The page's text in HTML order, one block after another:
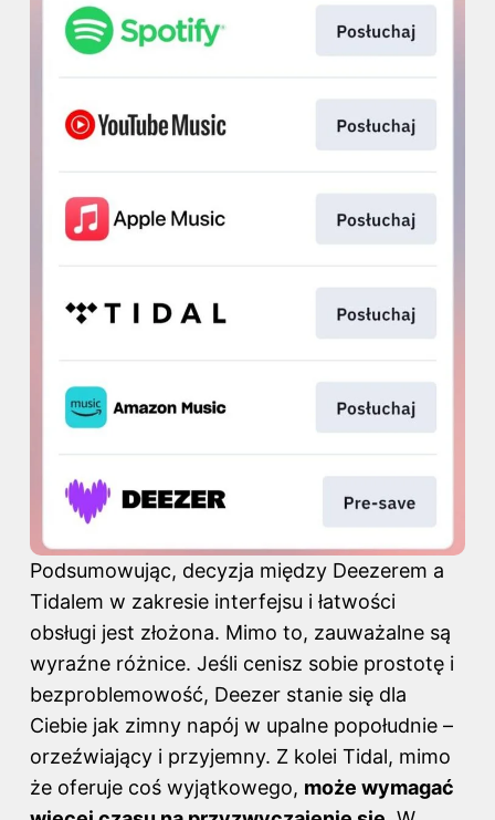
Podsumowując, decyzja między Deezerem a
Tidalem w zakresie interfejsu i łatwości
obsługi jest złożona. Mimo to, zauważalne są
wyraźne różnice. Jeśli cenisz sobie prostotę i
bezproblemowość, Deezer stanie się dla
Ciebie jak zimny napój w upalne popołudnie –
orzeźwiający i przyjemny. Z kolei Tidal, mimo
że oferuje coś wyjątkowego, może wymagać